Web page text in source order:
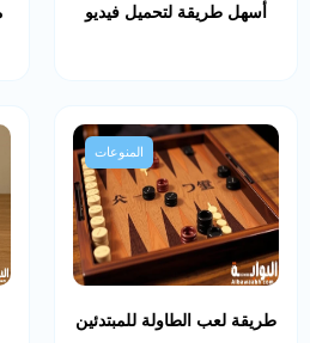
أسهل طريقة لتحميل فيديو
المنوعات
طريقة لعب الطاولة للمبتدئين